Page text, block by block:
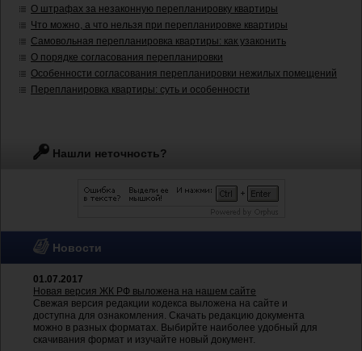
О штрафах за незаконную перепланировку квартиры
Что можно, а что нельзя при перепланировке квартиры
Самовольная перепланировка квартиры: как узаконить
О порядке согласования перепланировки
Особенности согласования перепланировки нежилых помещений
Перепланировка квартиры: суть и особенности
Нашли неточность?
Новости
01.07.2017
Новая версия ЖК РФ выложена на нашем сайте
Свежая версия редакции кодекса выложена на сайте и
доступна для ознакомления. Скачать редакцию документа
можно в разных форматах. Выбирйте наиболее удобный для
скачивания формат и изучайте новый документ.